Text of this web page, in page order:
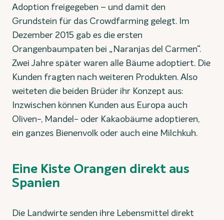
Adoption freigegeben – und damit den
Grundstein für das Crowdfarming gelegt. Im
Dezember 2015 gab es die ersten
Orangenbaumpaten bei „Naranjas del Carmen“.
Zwei Jahre später waren alle Bäume adoptiert. Die
Kunden fragten nach weiteren Produkten. Also
weiteten die beiden Brüder ihr Konzept aus:
Inzwischen können Kunden aus Europa auch
Oliven-, Mandel- oder Kakaobäume adoptieren,
ein ganzes Bienenvolk oder auch eine Milchkuh.
Eine Kiste Orangen direkt aus
Spanien
Die Landwirte senden ihre Lebensmittel direkt